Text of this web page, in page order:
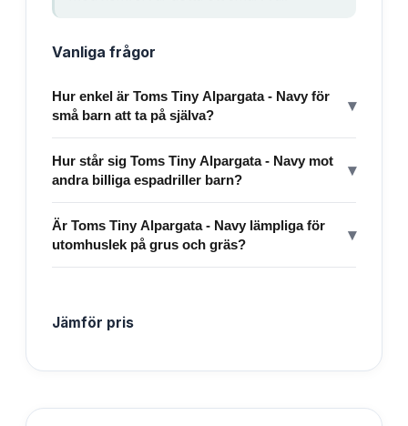
Vanliga frågor
Hur enkel är Toms Tiny Alpargata - Navy för
små barn att ta på själva?
▾
Hur står sig Toms Tiny Alpargata - Navy mot
andra billiga espadriller barn?
▾
Är Toms Tiny Alpargata - Navy lämpliga för
utomhuslek på grus och gräs?
▾
Jämför pris